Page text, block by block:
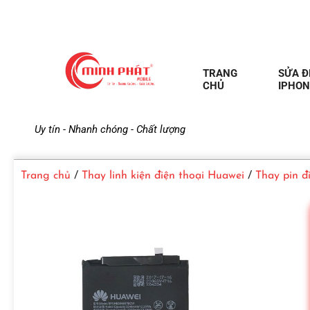
M
i
Uy tín - Nhanh chóng - Chất lượng
TRANG
CHỦ
SỬA
Trang chủ / Thay linh kiện điện thoại Huawei / Thay pin